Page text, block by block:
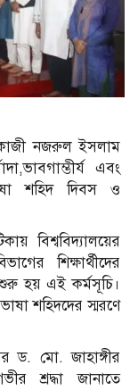
কাজী নজরুল ইসলাম
এবং
শহিদ দিবস ও
বিশ্ববিদ্যালয়ের
শিক্ষার্থীদের
শুরু হয় এই কর্মসূচি।
শহিদদের স্মরণে
ড. মো. জাহাঙ্গীর
শ্রদ্ধা জানাতে